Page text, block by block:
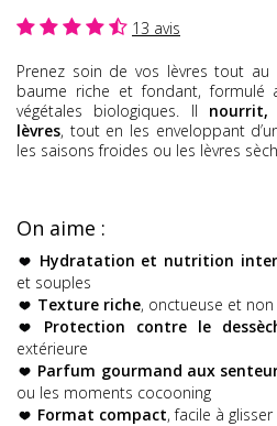
13 avis
Prenez soin de vos lèvres tout
baume riche et fondant, formulé
végétales biologiques. Il
lèvres, tout en les enveloppant
les saisons froides ou les lèvres
On aime :
Hydratation et nutrition
et souples
Texture riche, onctueuse et
Protection contre le
extérieure
Parfum gourmand aux
ou les moments cocooning
Format compact, facile à